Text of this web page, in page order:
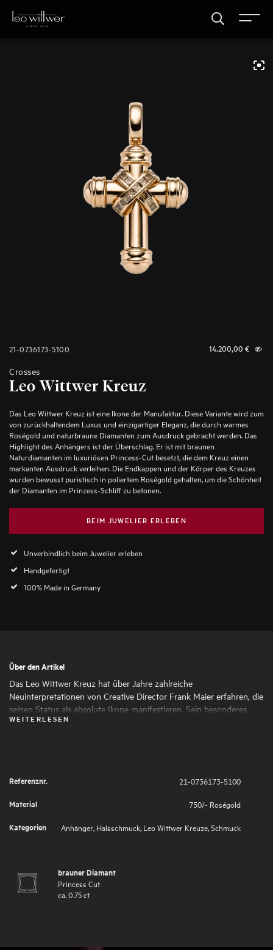
21-0736173-5100 14.200,00 €
Crosses
Leo Wittwer Kreuz
Das Leo Wittwer Kreuz ist eine Ikone der Manufaktur. Diese Variante wird zum
von zurückhaltendem Luxus und einzigartiger Eleganz, die durch warmes
Roségold und naturbraune Diamanten zum Ausdruck gebracht werden. Das
Highlight des Anhängers ist der Überschlag. Er ist mit braunen
Naturdiamanten im luxuriösen Princess-Cut besetzt, die dem Kreuz einen
markanten Ausdruck verleihen. Die Endkappen und der Körper des Kreuzes
wurden bewusst puristisch in poliertem Roségold gehalten, um die Schönheit
der Diamanten im Prinzess-Schliff zu betonen.
BEIM JUWELIER ERLEBEN
Unverbindlich beim Juwelier erleben
Handgefertigt
100% Made in Germany
Über den Artikel
Das Leo Wittwer Kreuz hat über Jahre zahlreiche
Neuinterpretationen von Creative Director Frank Maier erfahren, die
seinen Status als absolute Ikone manifestieren. Sein besonderes
Design und die Materialkombinationen machen das Kreuz zu einem
WEITERLESEN
Referenznr.
21-0736173-5100
Material
750/- Roségold
Kategorien
Anhänger Halsschmuck Leo Wittwer Kreuze Schmuck
brauner Diamant
Princess Cut
ca.0.75ct